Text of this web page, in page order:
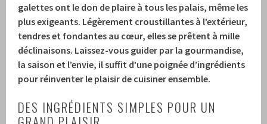
galettes ont le don de plaire à tous les palais, même les
plus exigeants. Légèrement croustillantes à l’extérieur,
tendres et fondantes au cœur, elles se prêtent à mille
déclinaisons. Laissez-vous guider par la gourmandise,
la saison et l’envie, il suffit d’une poignée d’ingrédients
pour réinventer le plaisir de cuisiner ensemble.
DES INGRÉDIENTS SIMPLES POUR UN